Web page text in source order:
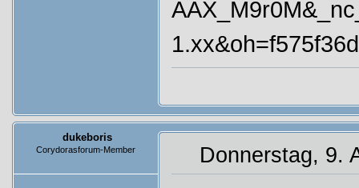
dukeboris
Corydorasforum-Member Donnerstag, 9.